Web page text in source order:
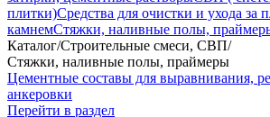
плитки)Средства для очистки и ухода за
камнемСтяжки, наливные полы,
Каталог/Строительные смеси, СВП/
Стяжки, наливные полы, праймеры
Цементные составы для выравнивания,
анкеровки
Перейти в раздел